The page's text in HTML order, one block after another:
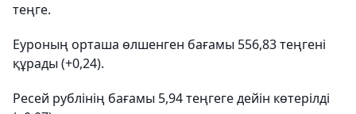
теңге.
Еуроның орташа өлшенген бағамы 556,83 теңгені
құрады (+0,24).
Ресей рублінің бағамы 5,94 теңгеге дейін көтерілді